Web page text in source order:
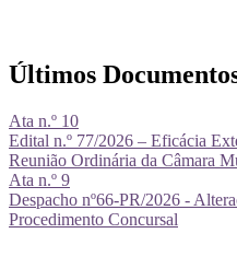
Últimos
Ata n.º 10
Edital n.º 77/2026 – Eficácia
Reunião Ordinária da Câmara
Ata n.º 9
Despacho nº66-PR/2026 -
Procedimento Concursal